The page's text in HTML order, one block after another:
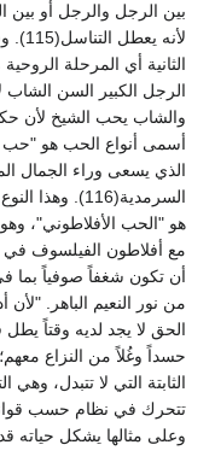
بين الرجل والرجل أو بين
لأنه
الثانية أي المرحلة
الرجل الكبير السن
والشاب يحب الشيخ لأن
أسمى أنواع الحب هو "حب
الذي يسعى وراء الجمال
هو "الحب الأفلاطوني"،
مع أفلاطون الفيلسوف في
أن تكون شغفاً صوفياً بما في
من نور النعيم الباهر.
الحق لا يجد لديه وقتاً
حسداً وغُلاً من النزاع
الثابتة التي لا تتبدل، وهي
تتحرك في نظام حسب
وعلى مثالها يشكل حياته قدر